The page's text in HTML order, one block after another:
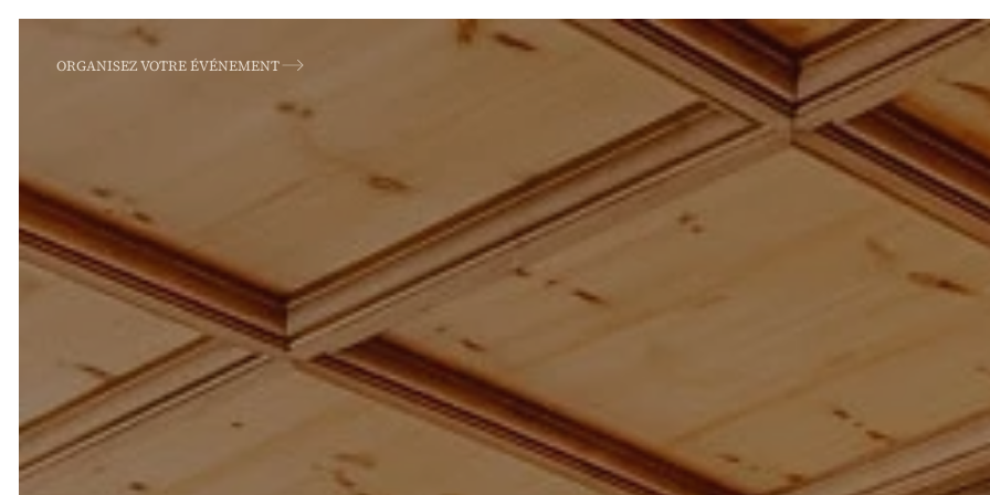
ORGANISEZ VOTRE ÉVÉNEMENT